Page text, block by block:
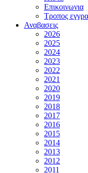
Επικοινωνια
Τροπος
Αναβασεις
2026
2025
2024
2023
2022
2021
2020
2019
2018
2017
2016
2015
2014
2013
2012
2011